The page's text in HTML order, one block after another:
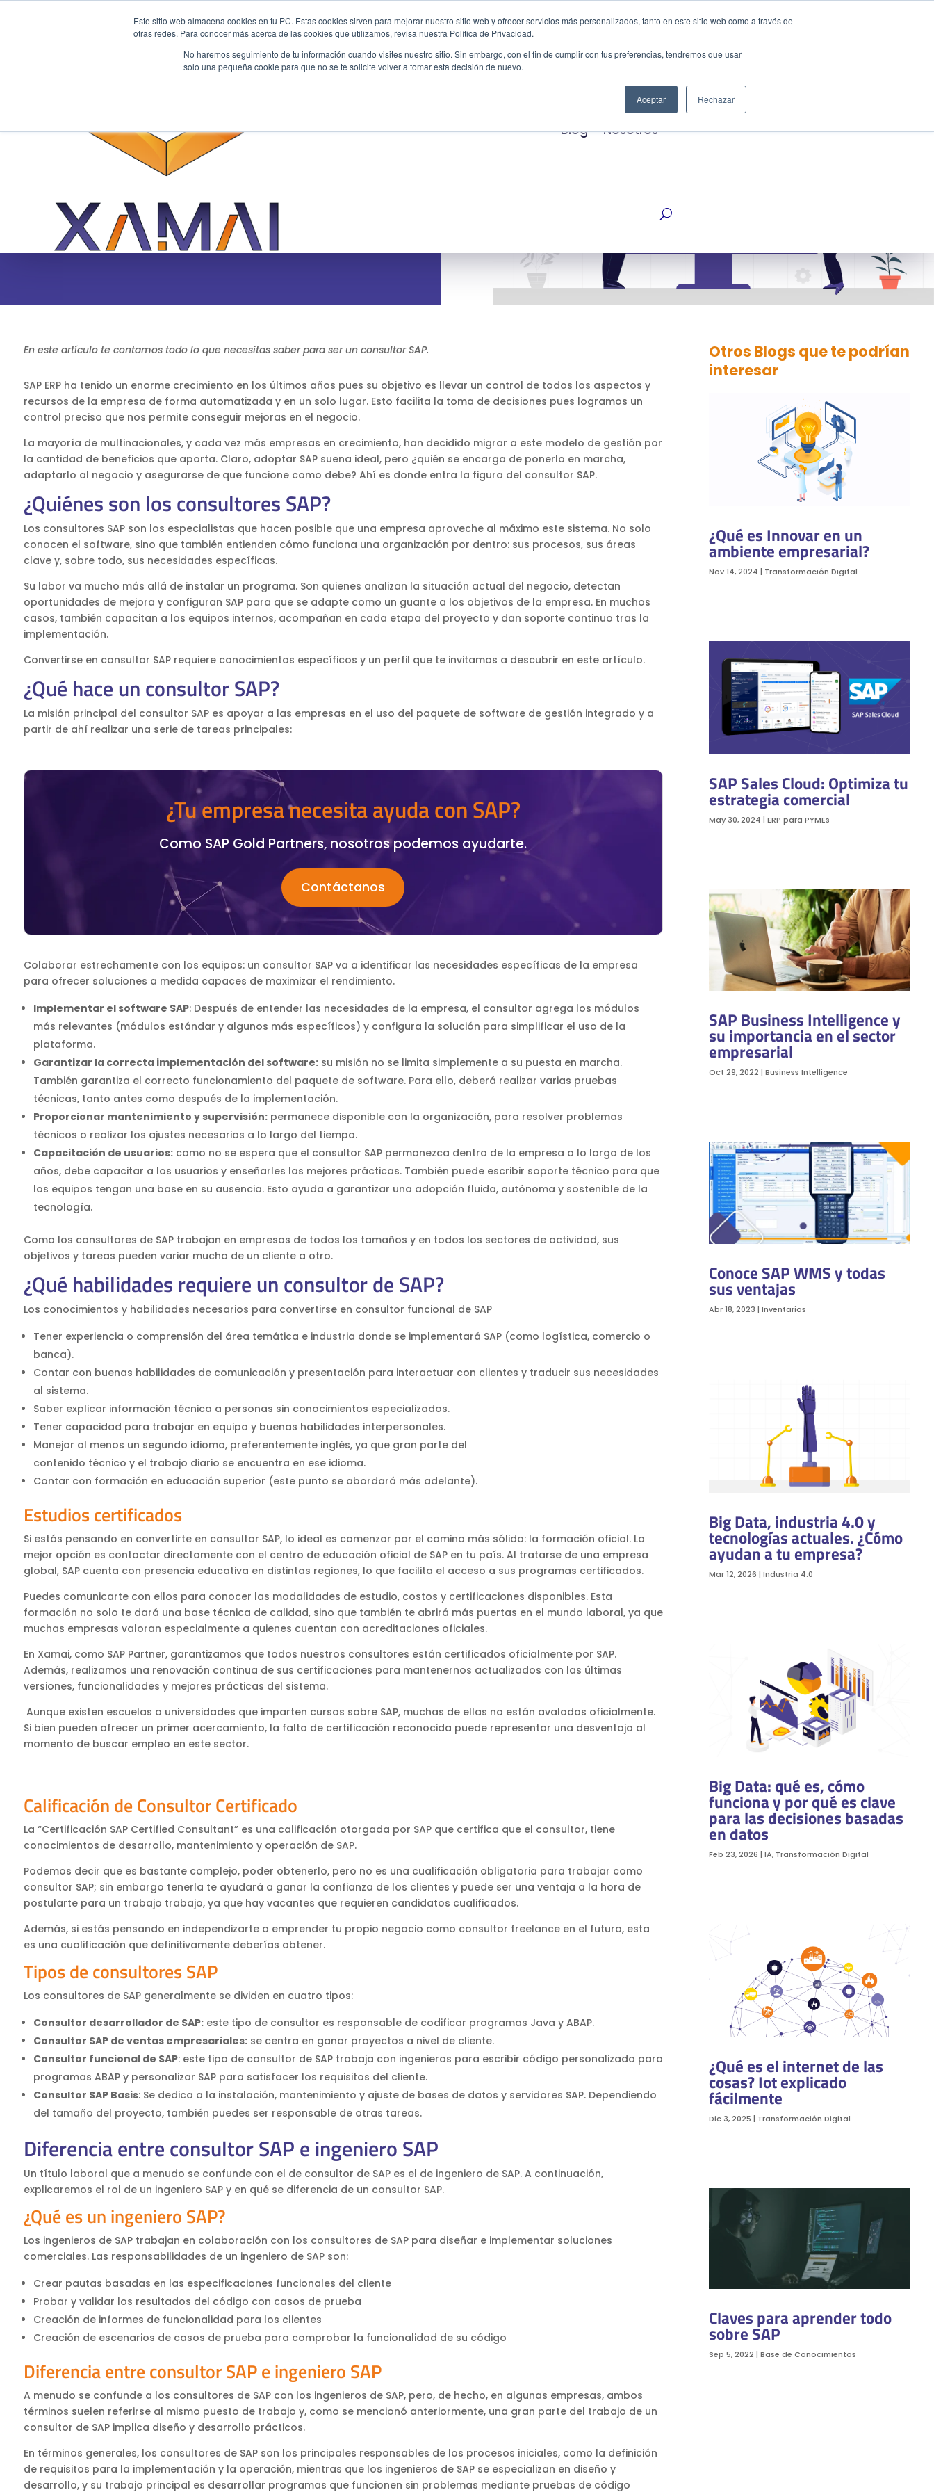
Este sitio web almacena cookies en tu PC. Estas cookies sirven para mejorar nuestro sitio web y ofrecer servicios más personalizados, tanto en este sitio web como a través de
otras redes. Para conocer más acerca de las cookies que utilizamos, revisa nuestra Política de Privacidad.
No haremos seguimiento de tu información cuando visites nuestro sitio. Sin embargo, con el fin de cumplir con tus preferencias, tendremos que usar
solo una pequeña cookie para que no se te solicite volver a tomar esta decisión de nuevo.
Aceptar Rechazar
Productos
Blog Nosotros
Cotiza ahora
Transformación Digital
¿Cómo ser consultor SAP?
05/19/25
En este artículo te contamos todo lo que necesitas saber para ser un consultor SAP.
SAP ERP ha tenido un enorme crecimiento en los últimos años pues su objetivo es llevar un control de todos los aspectos y
recursos de la empresa de forma automatizada y en un solo lugar. Esto facilita la toma de decisiones pues logramos un
control preciso que nos permite conseguir mejoras en el negocio.
La mayoría de multinacionales, y cada vez más empresas en crecimiento, han decidido migrar a este modelo de gestión por
la cantidad de beneficios que aporta. Claro, adoptar SAP suena ideal, pero ¿quién se encarga de ponerlo en marcha,
adaptarlo al negocio y asegurarse de que funcione como debe? Ahí es donde entra la figura del consultor SAP.
¿Quiénes son los consultores SAP?
Los consultores SAP son los especialistas que hacen posible que una empresa aproveche al máximo este sistema. No solo
conocen el software, sino que también entienden cómo funciona una organización por dentro: sus procesos, sus áreas
clave y, sobre todo, sus necesidades específicas.
Su labor va mucho más allá de instalar un programa. Son quienes analizan la situación actual del negocio, detectan
oportunidades de mejora y configuran SAP para que se adapte como un guante a los objetivos de la empresa. En muchos
casos, también capacitan a los equipos internos, acompañan en cada etapa del proyecto y dan soporte continuo tras la
implementación.
Convertirse en consultor SAP requiere conocimientos específicos y un perfil que te invitamos a descubrir en este artículo.
¿Qué hace un consultor SAP?
La misión principal del consultor SAP es apoyar a las empresas en el uso del paquete de software de gestión integrado y a
partir de ahí realizar una serie de tareas principales:
¿Tu empresa necesita ayuda con SAP?
Como SAP Gold Partners, nosotros podemos ayudarte.
Contáctanos
Colaborar estrechamente con los equipos: un consultor SAP va a identificar las necesidades específicas de la empresa
para ofrecer soluciones a medida capaces de maximizar el rendimiento.
Implementar el software SAP: Después de entender las necesidades de la empresa, el consultor agrega los módulos
más relevantes (módulos estándar y algunos más específicos) y configura la solución para simplificar el uso de la
plataforma.
Garantizar la correcta implementación del software:su misión no se limita simplemente a su puesta en marcha.
También garantiza el correcto funcionamiento del paquete de software. Para ello, deberá realizar varias pruebas
técnicas, tanto antes como después de la implementación.
Proporcionar mantenimiento y supervisión:permanece disponible con la organización, para resolver problemas
técnicos o realizar los ajustes necesarios a lo largo del tiempo.
Capacitación de usuarios:como no se espera que el consultor SAP permanezca dentro de la empresa a lo largo de los
años, debe capacitar a los usuarios y enseñarles las mejores prácticas. También puede escribir soporte técnico para que
los equipos tengan una base en su ausencia. Esto ayuda a garantizar una adopción fluida, autónoma y sostenible de la
tecnología.
Como los consultores de SAP trabajan en empresas de todos los tamaños y en todos los sectores de actividad, sus
objetivos y tareas pueden variar mucho de un cliente a otro.
¿Qué habilidades requiere un consultor de SAP?
Los conocimientos y habilidades necesarios para convertirse en consultor funcional de SAP
Tener experiencia o comprensión del área temática e industria donde se implementará SAP (como logística, comercio o
banca).
Contar con buenas habilidades de comunicación y presentación para interactuar con clientes y traducir sus necesidades
al sistema.
Saber explicar información técnica a personas sin conocimientos especializados.
Tener capacidad para trabajar en equipo y buenas habilidades interpersonales.
Manejar al menos un segundo idioma, preferentemente inglés, ya que gran parte del
contenido técnico y el trabajo diario se encuentra en ese idioma.
Contar con formación en educación superior (este punto se abordará más adelante).
Estudios certificados
Si estás pensando en convertirte en consultor SAP, lo ideal es comenzar por el camino más sólido: la formación oficial. La
mejor opción es contactar directamente con el centro de educación oficial de SAP en tu país. Al tratarse de una empresa
global, SAP cuenta con presencia educativa en distintas regiones, lo que facilita el acceso a sus programas certificados.
Puedes comunicarte con ellos para conocer las modalidades de estudio, costos y certificaciones disponibles. Esta
formación no solo te dará una base técnica de calidad, sino que también te abrirá más puertas en el mundo laboral, ya que
muchas empresas valoran especialmente a quienes cuentan con acreditaciones oficiales.
En Xamai, como SAP Partner, garantizamos que todos nuestros consultores están certificados oficialmente por SAP.
Además, realizamos una renovación continua de sus certificaciones para mantenernos actualizados con las últimas
versiones, funcionalidades y mejores prácticas del sistema.
Aunque existen escuelas o universidades que imparten cursos sobre SAP, muchas de ellas no están avaladas oficialmente.
Si bien pueden ofrecer un primer acercamiento, la falta de certificación reconocida puede representar una desventaja al
momento de buscar empleo en este sector.
Calificación de Consultor Certificado
La “Certificación SAP Certified Consultant” es una calificación otorgada por SAP que certifica que el consultor, tiene
conocimientos de desarrollo, mantenimiento y operación de SAP.
Podemos decir que es bastante complejo, poder obtenerlo, pero no es una cualificación obligatoria para trabajar como
consultor SAP; sin embargo tenerla te ayudará a ganar la confianza de los clientes y puede ser una ventaja a la hora de
postularte para un trabajo trabajo, ya que hay vacantes que requieren candidatos cualificados.
Además, si estás pensando en independizarte o emprender tu propio negocio como consultor freelance en el futuro, esta
es una cualificación que definitivamente deberías obtener.
Tipos de consultores SAP
Los consultores de SAP generalmente se dividen en cuatro tipos:
Consultor desarrollador de SAP:este tipo de consultor es responsable de codificar programas Java y ABAP.
Consultor SAP de ventas empresariales:se centra en ganar proyectos a nivel de cliente.
Consultor funcional de SAP: este tipo de consultor de SAP trabaja con ingenieros para escribir código personalizado para
programas ABAP y personalizar SAP para satisfacer los requisitos del cliente.
Consultor SAP Basis: Se dedica a la instalación, mantenimiento y ajuste de bases de datos y servidores SAP. Dependiendo
del tamaño del proyecto, también puedes ser responsable de otras tareas.
Diferencia entre consultor SAP e ingeniero SAP
Un título laboral que a menudo se confunde con el de consultor de SAP es el de ingeniero de SAP. A continuación,
explicaremos el rol de un ingeniero SAP y en qué se diferencia de un consultor SAP.
¿Qué es un ingeniero SAP?
Los ingenieros de SAP trabajan en colaboración con los consultores de SAP para diseñar e implementar soluciones
comerciales. Las responsabilidades de un ingeniero de SAP son:
Crear pautas basadas en las especificaciones funcionales del cliente
Probar y validar los resultados del código con casos de prueba
Creación de informes de funcionalidad para los clientes
Creación de escenarios de casos de prueba para comprobar la funcionalidad de su código
Diferencia entre consultor SAP e ingeniero SAP
A menudo se confunde a los consultores de SAP con los ingenieros de SAP, pero, de hecho, en algunas empresas, ambos
términos suelen referirse al mismo puesto de trabajo y, como se mencionó anteriormente, una gran parte del trabajo de un
consultor de SAP implica diseño y desarrollo prácticos.
En términos generales, los consultores de SAP son los principales responsables de los procesos iniciales, como la definición
de requisitos para la implementación y la operación, mientras que los ingenieros de SAP se especializan en diseño y
desarrollo, y su trabajo principal es desarrollar programas que funcionen sin problemas mediante pruebas de código
Otros Blogs que te podrían
interesar
¿Qué es Innovar en un
ambiente empresarial?
Nov 14, 2024 | Transformación Digital
SAP Sales Cloud: Optimiza tu
estrategia comercial
May 30, 2024 | ERP para PYMEs
SAP Business Intelligence y
su importancia en el sector
empresarial
Oct 29, 2022 | Business Intelligence
Conoce SAP WMS y todas
sus ventajas
Abr 18, 2023 | Inventarios
Big Data, industria 4.0 y
tecnologías actuales. ¿Cómo
ayudan a tu empresa?
Mar 12, 2026 | Industria 4.0
Big Data: qué es, cómo
funciona y por qué es clave
para las decisiones basadas
en datos
Feb 23, 2026 | IA, Transformación Digital
¿Qué es el internet de las
cosas? Iot explicado
fácilmente
Dic 3, 2025 | Transformación Digital
Claves para aprender todo
sobre SAP
Sep 5, 2022 | Base de Conocimientos